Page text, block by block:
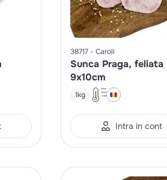
38717 Caroli
Sunca Praga, feliata
9x10cm
1kg
Intra in cont